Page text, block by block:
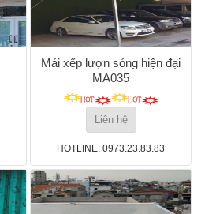
Mái xếp lượn sóng hiện đại
MA035
Liên hệ
HOTLINE: 0973.23.83.83